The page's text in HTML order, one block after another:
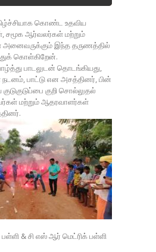
கொண்ட உதவிய
ஆர்வலர்கள் மற்றும்
அனைவருக்கும் இந்த தருணத்தில்
கொள்கிறேன்.
பாடலுடன் தொடங்கியது,
நடனம், பாட்டு என அசத்தினர், பின்
குறி சொல்லுதல்
மற்றும் ஆதரவாளர்கள்
& சி எஸ் ஆர் மெட்ரிக் பள்ளி